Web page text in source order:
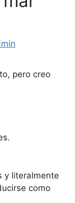
pero creo
y literalmente
como